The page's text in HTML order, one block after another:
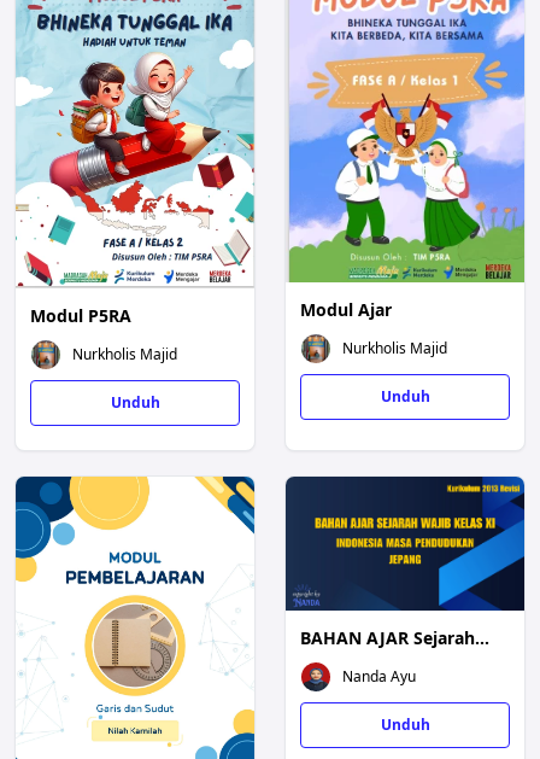
Modul P5RA
Nurkholis Majid
Unduh
Modul Ajar
Nurkholis Majid
Unduh
BAHAN AJAR Sejarah
Wajib-- Indonesia Masa
Pendudukan Jepang
Nanda Ayu
Unduh